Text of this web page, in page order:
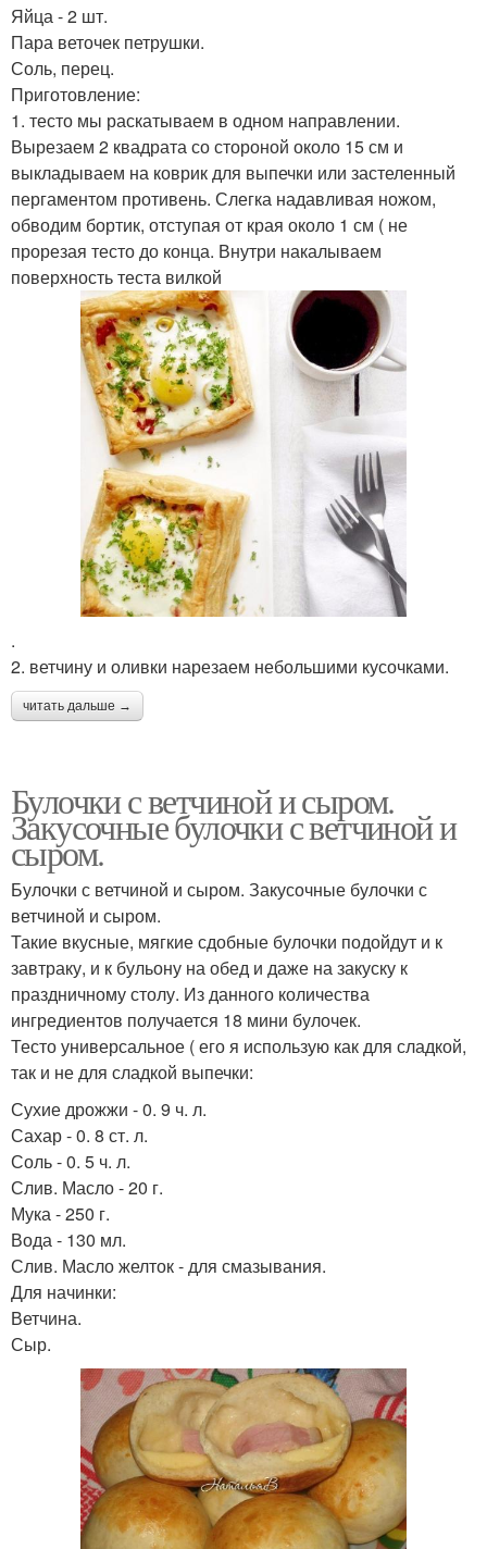
Булочки-улитки с
ветчиной
Булочки из слоеного
теста
Яйца - 2 шт.
Пара веточек петрушки.
Соль, перец.
Приготовление:
1. тесто мы раскатываем в одном направлении.
Вырезаем 2 квадрата со стороной около 15 см и
выкладываем на коврик для выпечки или застеленный
пергаментом противень. Слегка надавливая ножом,
обводим бортик, отступая от края около 1 см ( не
прорезая тесто до конца. Внутри накалываем
поверхность теста вилкой
.
2. ветчину и оливки нарезаем небольшими кусочками.
читать дальше →
Булочки с ветчиной и сыром.
Закусочные булочки с ветчиной и
сыром.
Булочки с ветчиной и сыром. Закусочные булочки с
ветчиной и сыром.
Такие вкусные, мягкие сдобные булочки подойдут и к
завтраку, и к бульону на обед и даже на закуску к
праздничному столу. Из данного количества
ингредиентов получается 18 мини булочек.
Тесто универсальное ( его я использую как для сладкой,
так и не для сладкой выпечки:
Сухие дрожжи - 0. 9 ч. л.
Сахар - 0. 8 ст. л.
Соль - 0. 5 ч. л.
Слив. Масло - 20 г.
Мука - 250 г.
Вода - 130 мл.
Слив. Масло желток - для смазывания.
Для начинки:
Ветчина.
Сыр.